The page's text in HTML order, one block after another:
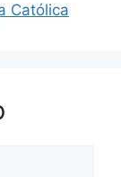
Católica